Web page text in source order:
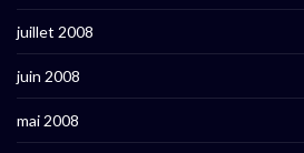
juillet 2008
juin 2008
mai 2008